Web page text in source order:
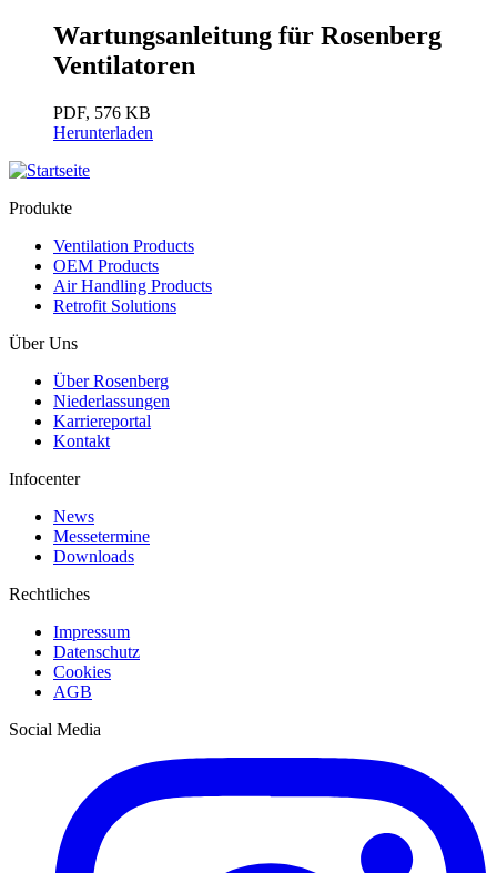
Wartungsanleitung für Rosenberg
Ventilatoren
PDF, 576 KB
Herunterladen
Produkte
Ventilation Products
OEM Products
Air Handling Products
Retrofit Solutions
Über Uns
Über Rosenberg
Niederlassungen
Karriereportal
Kontakt
Infocenter
News
Messetermine
Downloads
Rechtliches
Impressum
Datenschutz
Cookies
AGB
Social Media